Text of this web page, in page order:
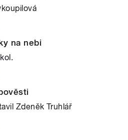
na nebi
Zdeněk Truhlář